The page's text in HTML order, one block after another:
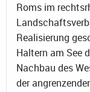
Roms im
Realisierung
Haltern am See
Nachbau des
der